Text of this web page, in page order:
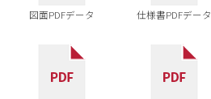
図面PDFデータ 仕様書PDFデータ